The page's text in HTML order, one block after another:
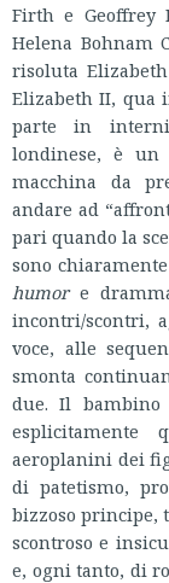
Firth e Geoffrey
Helena Bohnam
risoluta
Elizabeth II, qua
parte in
londinese, è un
macchina da
andare ad
pari quando la
sono
humore
incontri/scontri,
voce, alle
smonta
due. Il
aeroplanini dei
di patetismo,
bizzoso principe,
scontroso e
e, ogni tanto, di